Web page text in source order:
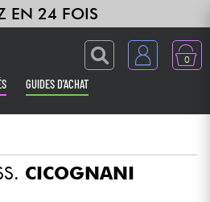
EN 24 FOIS
0
GUIDES D'ACHAT
CICOGNANI